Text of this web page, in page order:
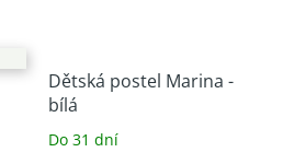
Dětská postel Marina -
bílá
Do 31 dní